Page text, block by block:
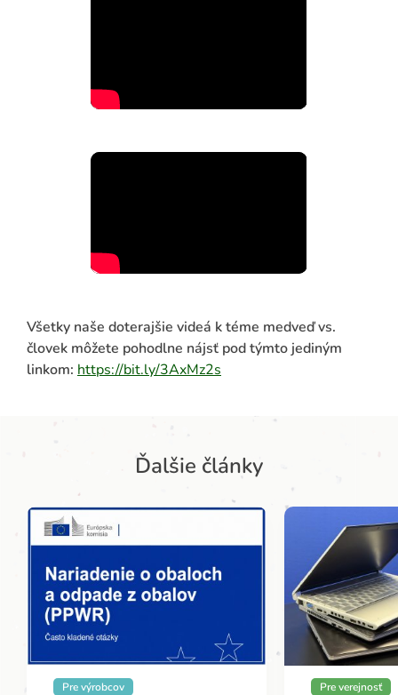
Všetky naše doterajšie videá k téme medveď vs.
človek môžete pohodlne nájsť pod týmto jediným
linkom: https://bit.ly/3AxMz2s
Ďalšie články
Pre výrobcov Pre verejnosť